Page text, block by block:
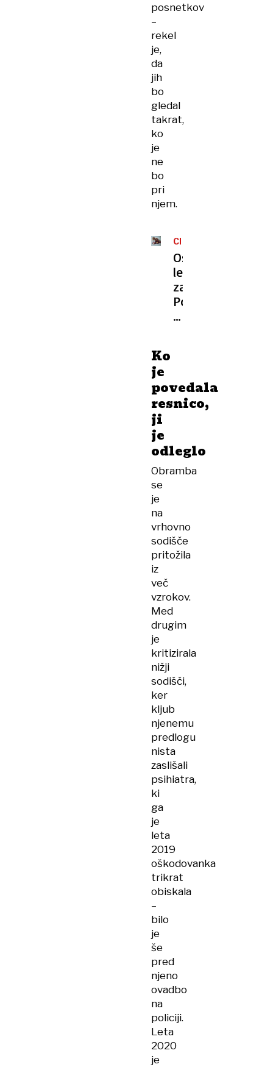
posnetkov
–
rekel
je,
da
jih
bo
gledal
takrat,
ko
je
ne
bo
pri
njem.
CELJE
Osem
let
zapora:
Posiljeval
mladoletno
fotografiral
Ko
je
povedala
resnico,
ji
je
odleglo
Obramba
se
je
na
vrhovno
sodišče
pritožila
iz
več
vzrokov.
Med
drugim
je
kritizirala
nižji
sodišči,
ker
kljub
njenemu
predlogu
nista
zaslišali
psihiatra,
ki
ga
je
leta
2019
oškodovanka
trikrat
obiskala
–
bilo
je
še
pred
njeno
ovadbo
na
policiji.
Leta
2020
je